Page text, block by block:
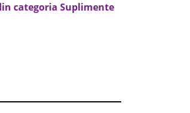
categoria Suplimente